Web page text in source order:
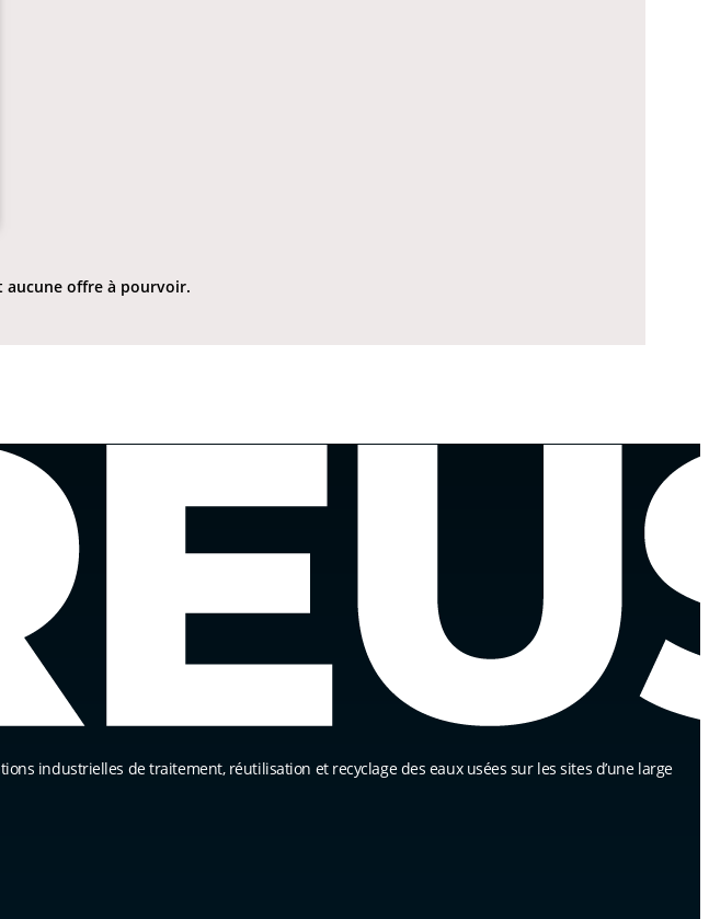
aucune offre à pourvoir.
industrielles de traitement, réutilisation et recyclage des eaux usées sur les sites d’une large